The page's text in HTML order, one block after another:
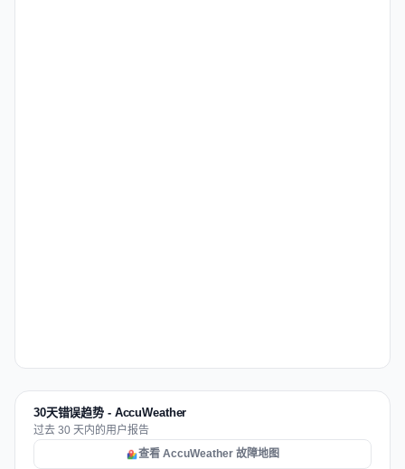
30天错误趋势 - AccuWeather
过去 30 天内的用户报告
查看 AccuWeather 故障地图